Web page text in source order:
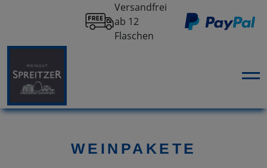
Versandfrei
ab 12
Flaschen
WEINPAKETE